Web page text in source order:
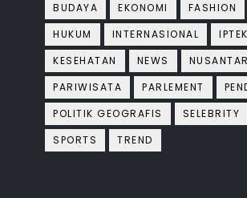
BUDAYA
EKONOMI FASHION
HUKUM
INTERNASIONAL
IPTEK
KESEHATAN
NEWS
PARIWISATA
PARLEMENT
POLITIK GEOGRAFIS
SELEBRITY
SPORTS
TREND